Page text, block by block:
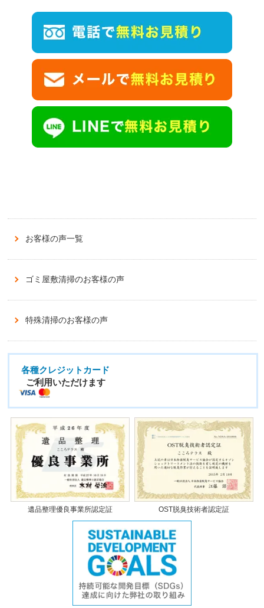
お客様の声一覧
ゴミ屋敷清掃のお客様の声
特殊清掃のお客様の声
各種クレジットカード
ご利用いただけます
遺品整理優良事業所認定証 OST脱臭技術者認定証